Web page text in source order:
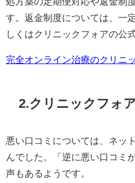
す。返金制度については、一
しくはクリニックフォアの公
完全オンライン治療のクリニ
2.クリニックフォ
悪い口コミについては、ネッ
んでした。「逆に悪い口コミ
声もあるようです。